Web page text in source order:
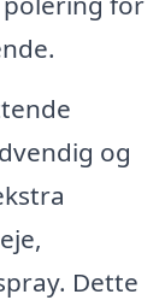
og
Dette